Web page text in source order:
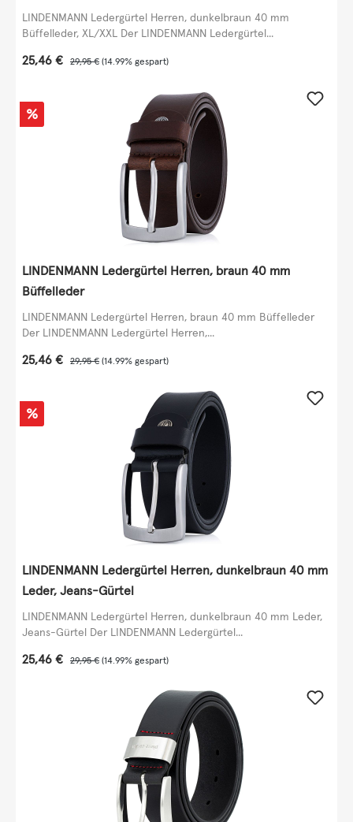
LINDENMANN Ledergürtel Herren, dunkelbraun 40 mm
Büffelleder, XL/XXL Der LINDENMANN Ledergürtel...
Verkaufspreis:
25,46 € Regulärer Preis:
29,95 € (14.99% gespart)
Rabatt
%
LINDENMANN Ledergürtel Herren, braun 40 mm
Büffelleder
LINDENMANN Ledergürtel Herren, braun 40 mm Büffelleder
Der LINDENMANN Ledergürtel Herren,...
Verkaufspreis:
25,46 € Regulärer Preis:
29,95 € (14.99% gespart)
Rabatt
%
LINDENMANN Ledergürtel Herren, dunkelbraun 40 mm
Leder, Jeans-Gürtel
LINDENMANN Ledergürtel Herren, dunkelbraun 40 mm Leder,
Jeans-Gürtel Der LINDENMANN Ledergürtel...
Verkaufspreis:
25,46 € Regulärer Preis:
29,95 € (14.99% gespart)